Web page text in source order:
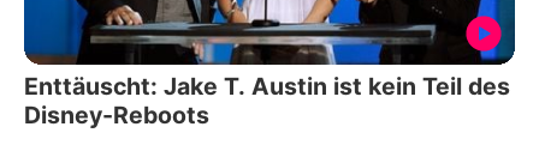
Enttäuscht: Jake T. Austin ist kein Teil des
Disney-Reboots